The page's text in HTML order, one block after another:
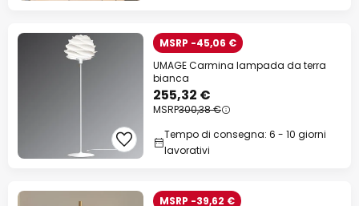
MSRP -45,06 €
UMAGE Carmina lampada da terra
bianca
255,32 €
MSRP300,38 €
Tempo di consegna: 6 - 10 giorni
lavorativi
MSRP -39,62 €